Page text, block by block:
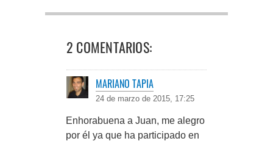
2 COMENTARIOS:
MARIANO TAPIA
24 de marzo de 2015, 17:25
Enhorabuena a Juan, me alegro
por él ya que ha participado en